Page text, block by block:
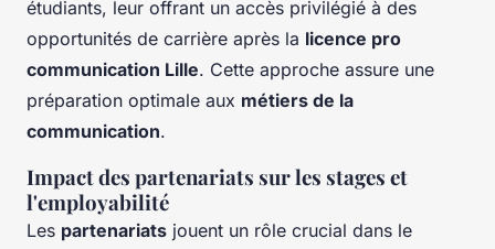
étudiants, leur offrant un accès privilégié à des
opportunités de carrière après la licence pro
communication Lille. Cette approche assure une
préparation optimale aux métiers de la
communication.
Impact des partenariats sur les stages et
l'employabilité
Les partenariats jouent un rôle crucial dans le